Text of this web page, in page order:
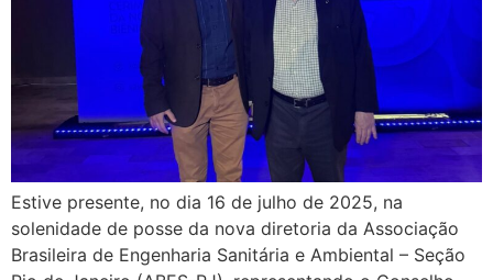
Estive presente, no dia 16 de julho de 2025, na
solenidade de posse da nova diretoria da Associação
Brasileira de Engenharia Sanitária e Ambiental – Seção